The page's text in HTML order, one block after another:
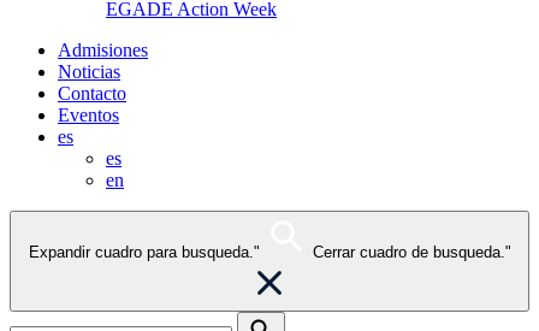
EGADE Action Week
Admisiones
Noticias
Contacto
Eventos
es
es
en
Expandir cuadro para busqueda." Cerrar cuadro de busqueda."